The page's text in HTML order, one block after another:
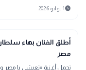
نبيل فهمي، في أجواء
المناسبات.
schedule1 يوليو 2026
interests
منوعات
أطلق الفنان بهاء
مصر
تحمل أغنية «تعيشي يا مصر